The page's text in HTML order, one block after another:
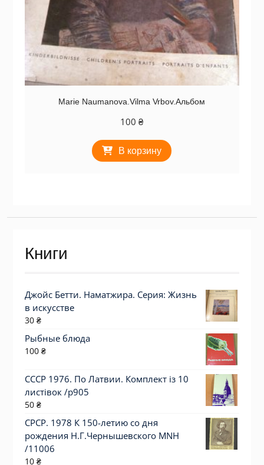
Marie Naumanova.Vilma Vrbov.Альбом
100₴
В корзину
Книги
Джойс Бетти. Наматжира. Серия: Жизнь
в искусстве
30 ₴
Рыбные блюда
100 ₴
СССР 1976. По Латвии. Комплект із 10
листівок /р905
50 ₴
СРСР. 1978 К 150-летию со дня
рождения Н.Г.Чернышевского MNH
/11006
10 ₴